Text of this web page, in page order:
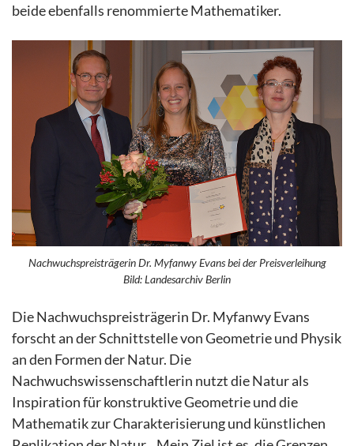
beide ebenfalls renommierte Mathematiker.
Nachwuchspreisträgerin Dr. Myfanwy Evans bei der Preisverleihung
Bild: Landesarchiv Berlin
Die Nachwuchspreisträgerin Dr. Myfanwy Evans
forscht an der Schnittstelle von Geometrie und Physik
an den Formen der Natur. Die
Nachwuchswissenschaftlerin nutzt die Natur als
Inspiration für konstruktive Geometrie und die
Mathematik zur Charakterisierung und künstlichen